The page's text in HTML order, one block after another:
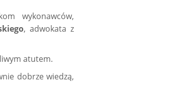
wykonawców,
, adwokata z
atutem.
dobrze wiedzą,